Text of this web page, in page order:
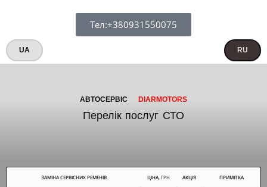
Тел:+380931550075
UA RU
АВТОСЕРВІС DIARMOTORS
Перелік послуг СТО
ЗАМІНА СЕРВІСНИХ РЕМЕНІВ ЦІНА , ГРН АКЦІЯ ПРИМІТКА